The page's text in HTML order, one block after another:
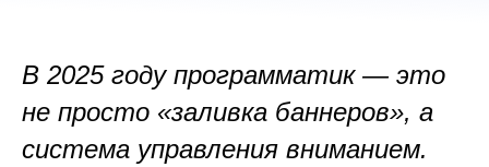
В 2025 году программатик — это
не просто «заливка баннеров», а
система управления вниманием.